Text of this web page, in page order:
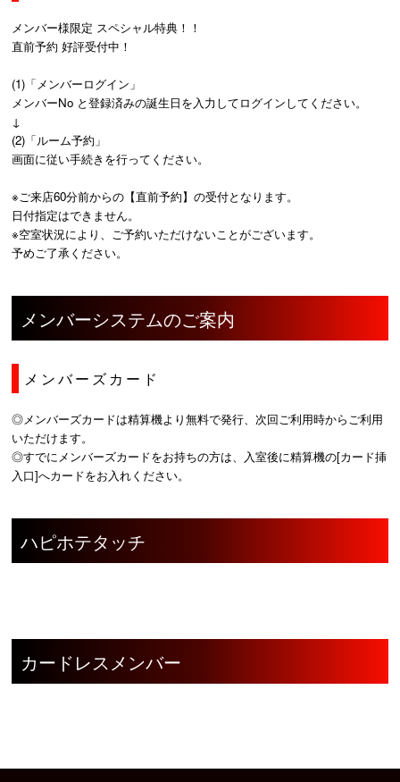
メンバー様限定 スペシャル特典！！
直前予約 好評受付中！
(1)「メンバーログイン」
メンバーNo と登録済みの誕生日を入力してログインしてください。
↓
(2)「ルーム予約」
画面に従い手続きを行ってください。
※ご来店60分前からの【直前予約】の受付となります。
日付指定はできません。
※空室状況により、ご予約いただけないことがございます。
予めご了承ください。
メンバーシステムのご案内
メンバーズカード
◎メンバーズカードは精算機より無料で発行、次回ご利用時からご利用
いただけます。
◎すでにメンバーズカードをお持ちの方は、入室後に精算機の[カード挿
入口]へカードをお入れください。
ハピホテタッチ
カードレスメンバー